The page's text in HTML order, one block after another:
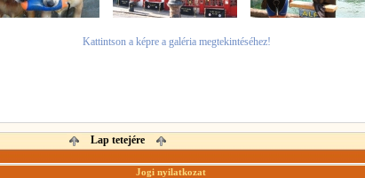
Kattintson a képre a galéria megtekintéséhez!
Lap tetejére
Jogi nyilatkozat